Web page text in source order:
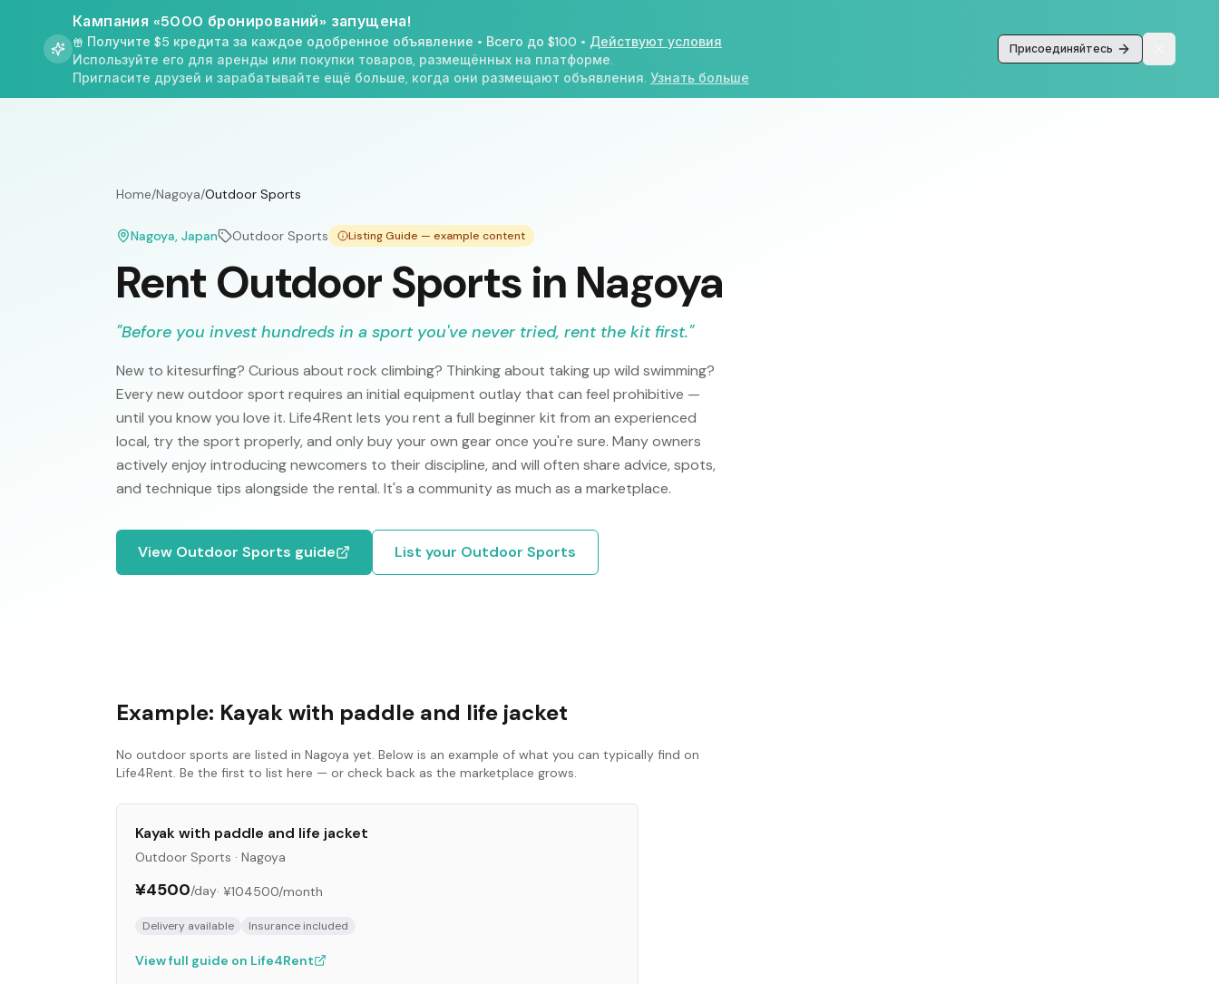
Кампания «5000 бронирований» запущена!
Получите $5 кредита за каждое одобренное объявление • Всего до $100 • Действуют условия
Используйте его для аренды или покупки товаров, размещённых на платформе.
Пригласите друзей и зарабатывайте ещё больше, когда они размещают объявления. Узнать больше
Присоединяйтесь
Home/Nagoya/Outdoor Sports
Nagoya, Japan Outdoor Sports Listing Guide — example content
Rent Outdoor Sports in Nagoya
"Before you invest hundreds in a sport you've never tried, rent the kit first."
New to kitesurfing? Curious about rock climbing? Thinking about taking up wild swimming?
Every new outdoor sport requires an initial equipment outlay that can feel prohibitive —
until you know you love it. Life4Rent lets you rent a full beginner kit from an experienced
local, try the sport properly, and only buy your own gear once you're sure. Many owners
actively enjoy introducing newcomers to their discipline, and will often share advice, spots,
and technique tips alongside the rental. It's a community as much as a marketplace.
View Outdoor Sports guide List your Outdoor Sports
Example: Kayak with paddle and life jacket
No outdoor sports are listed in Nagoya yet. Below is an example of what you can typically find on
Life4Rent. Be the first to list here — or check back as the marketplace grows.
Kayak with paddle and life jacket
Outdoor Sports · Nagoya
¥4500/day· ¥104500/month
Delivery available Insurance included
View full guide on Life4Rent